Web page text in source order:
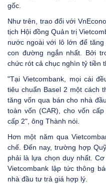
gốc.
Như trên, trao đổi với
tịch Hội đồng Quản trị
nước ngoài với lô lớn để
con đường ngắn nhất. Bởi
chức rót cả chục nghìn tỷ tiền
"Tại Vietcombank, mọi cái
tiêu chuẩn Basel 2 một cách
tăng vốn qua bán cho nhà
toàn vốn (CAR), cho vốn
cấp 2", ông Thành nói.
Hơn một năm qua
chế. Đến nay, trường hợp
phải là lựa chọn duy nhất.
Vietcombank lập tức thông
nhà đầu tư trả giá hợp lý.